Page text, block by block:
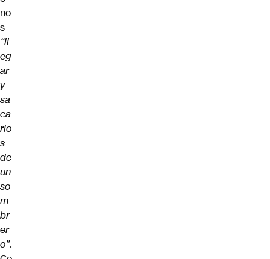
no
s
“ll
eg
ar
y
sa
ca
rlo
s
de
un
so
m
br
er
o”.